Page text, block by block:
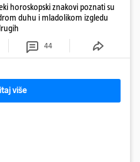
horoskopski znakovi poznati su
duhu i mladolikom izgledu
44
više